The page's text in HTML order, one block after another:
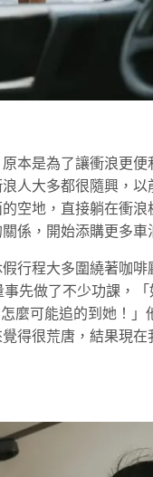
本是為了讓衝浪更便
人大多都很隨興，以
空地，直接躺在衝浪
係，開始添購更多車
行程大多圍繞著咖啡
先做了不少功課，「
麼可能追的到她！」
得很荒唐，結果現在